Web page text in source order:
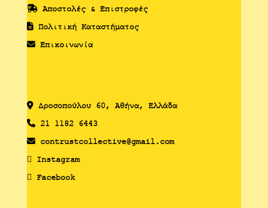
Αποστολές & Επιστροφές
Πολιτική Καταστήματος
Επικοινωνία
Δροσoπούλου 60, Αθήνα, Ελλάδα
21 1182 6443
contrustcollective@gmail.com
Instagram
Facebook